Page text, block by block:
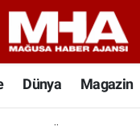
Dünya Magazin